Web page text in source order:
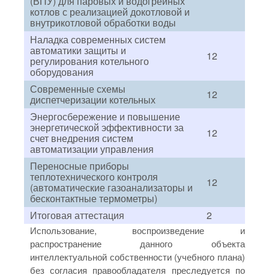
котлов с реализацией докотловой и
внутрикотловой обработки воды
Наладка современных систем
автоматики защиты и
регулирования котельного
оборудования
12
Современные схемы
диспетчеризации котельных
12
Энергосбережение и повышение
энергетической эффективности за
счет внедрения систем
автоматизации управления
12
Переносные приборы
теплотехнического контроля
(автоматические газоанализаторы и
бесконтактные термометры)
12
Итоговая аттестация 2
Использование, воспроизведение и
распространение данного объекта
интеллектуальной собственности (учебного плана)
без согласия правообладателя преследуется по